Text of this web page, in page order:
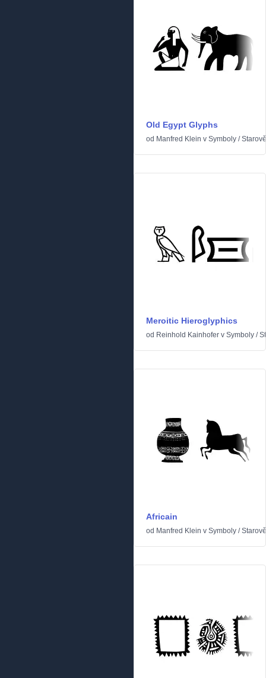
Old Egypt Glyphs
od Manfred Klein v Symboly /
Meroitic Hieroglyphics
od Reinhold Kainhofer v Symboly /
Africain
od Manfred Klein v Symboly /